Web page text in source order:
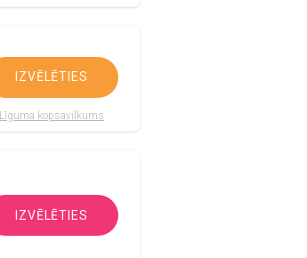
IZVĒLĒTIES
Līguma kopsavilkums
IZVĒLĒTIES